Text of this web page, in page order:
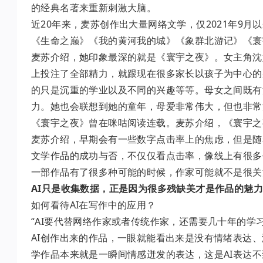
的经典名著来重新刺激大脑。
近20年来，麦苏创作出大量网络文学，仅2021年9月
《生命之巅》《我的黄河我的城》《象群北游记》《
麦苏介绍，她印象最深的就是《寰宇之夜》。女主角
上投注了全部精力，就跟现在很多家长以孩子为中心
的只是沉重的学业以及不同的兴趣等等。母女之间既
力。她也会联想到她的童年，母爱非常伟大，但也非
《寰宇之夜》曾在咪咕阅读连载。麦苏介绍，《寰
麦苏介绍，早期会有一些数字点击率上的焦虑，但是
文学作品的成功与否，不仅仅看点击率，像线上有很
一部作品有了很多种可能的时候，作家可能就不是很
AI只是收集数据，正是因为很多残缺美才是作品的魅
如何看待AI在写作中的应用？
“AI要代替网络作家或者传统作家，还需要几十年的
AI创作出来的作品，一眼就能看出来是没有情绪表达
学作品本来就是一瞬间情感迸发的表达，这是AI表达